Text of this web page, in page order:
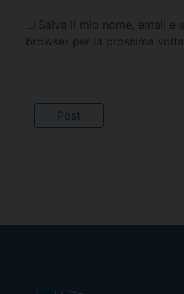
Salva il mio nome, email e
browser per la prossima